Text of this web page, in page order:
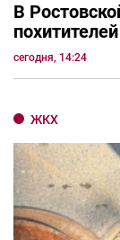
В
сегодня, 14:24
ЖКХ